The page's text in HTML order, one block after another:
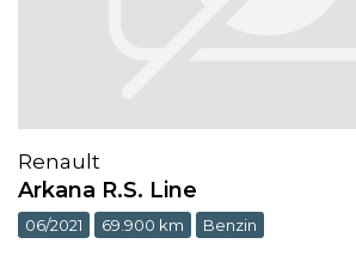
Renault
Arkana R.S. Line
06/2021 69.900 km Benzin